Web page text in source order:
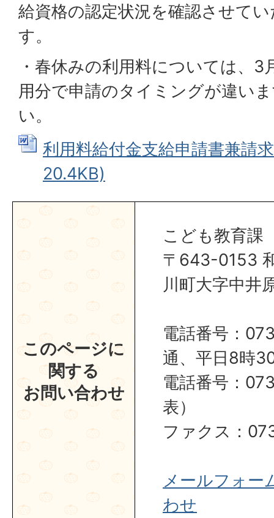
給資格の認定状況を確認させて
す。
・春休みの利用料については、3
用分で申請のタイミングが違い
い。
利用料給付金支給申請書兼請
20.4KB)
このページに
関する
お問い合わせ
こども教育課
〒643-0153
川町大字中井
電話番号：
通、平日8時
電話番号：
表）
ファクス：
メールフォー
わせ